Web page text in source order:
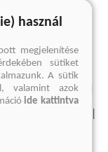
találat
nyilatkozat
használ
megjelenítése
sütiket
A sütik
valamint azok
ide kattintva